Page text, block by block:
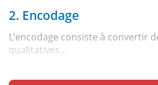
2. Encodage
L’encodage consiste à convertir
qualitatives...